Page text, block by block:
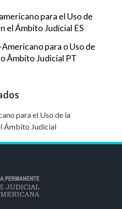
para el Uso de
el Ámbito Judicial ES
para o Uso de
Âmbito Judicial PT
para el Uso de la
Ámbito Judicial